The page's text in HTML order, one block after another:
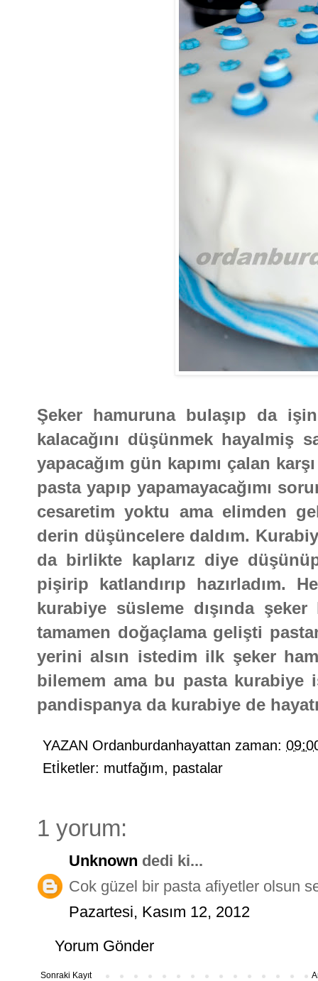
Şeker hamuruna bulaşıp da
kalacağını düşünmek hayalmiş
yapacağım gün kapımı çalan
pasta yapıp yapamayacağımı
cesaretim yoktu ama elimden
derin düşüncelere daldım.
da birlikte kaplarız diye
pişirip katlandırıp hazırladım.
kurabiye süsleme dışında
tamamen doğaçlama gelişti
yerini alsın istedim ilk şeker
bilemem ama bu pasta
pandispanya da kurabiye de
YAZAN Ordanburdanhayattan zaman:
Etİketler: mutfağım, pastalar
1 yorum:
Unknown dedi ki...
Cok güzel bir pasta afiyetler olsun
Pazartesi, Kasım 12, 2012
Yorum Gönder
Sonraki Kayıt